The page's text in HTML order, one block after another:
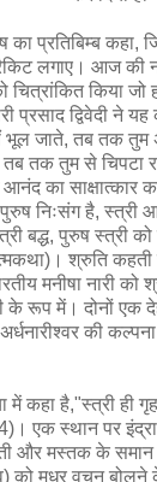
का प्रतिबिम्ब कहा,
लगाए। आज की
किया जो
प्रसाद द्विवेदी
भूल जाते, तब तक तुम
तक तुम से चिपटा
का साक्षात्कार
निःसंग है, स्त्री
बद्ध, पुरुष स्त्री
श्रुति कहती
मनीषा नारी को
के रूप में। दोनों
की
कहा है,"स्त्री ही
एक स्थान पर
और मस्तक के
को मधुर वचन